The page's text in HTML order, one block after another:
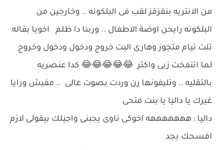
من الانتريه بنقزقز لقب فى البلكونه .. وخارجين من
البلكونه رايحن اوضة الاطفال .. وربنا دا ظلم اخويا بقاله
تلت تيام متجوز وهارى البت خروج ودخول ودخول وخروج
لما اتنفخت زيى واكتر 😂😂😂😂😂 كدا عنصريه
بالتقليه .. وتليفونها رن وردت بصوت عالى .. مفيش ورايا
غيرك يا داليا يا بنت فتحى
داليا : هههههههه اخوكى ناوى يجبنى واجيلك بيقولى لازم
افسحك بجد